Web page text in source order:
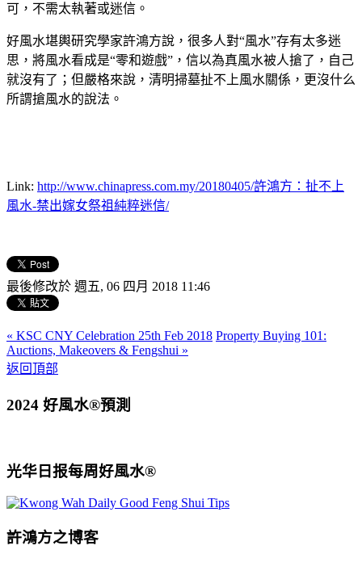
可，不需太執著或迷信。
好風水堪輿研究學家許鴻方說，很多人對“風水”存有太多迷
思，將風水看成是“零和遊戲”，信以為真風水被人搶了，自己
就沒有了；但嚴格來說，清明掃墓扯不上風水關係，更沒什么
所謂搶風水的說法。
Link: http://www.chinapress.com.my/20180405/許鴻方：扯不上
風水-禁出嫁女祭祖純粹迷信/
最後修改於 週五, 06 四月 2018 11:46
« KSC CNY Celebration 25th Feb 2018 Property Buying 101:
Auctions, Makeovers & Fengshui »
返回頂部
2024 好風水®預測
光华日报每周好風水®
許鴻方之博客